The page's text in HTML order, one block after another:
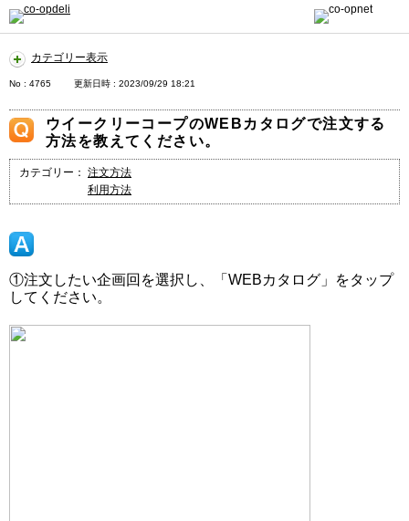
カテゴリー表示
No : 4765 更新日時 : 2023/09/29 18:21
ウイークリーコープのWEBカタログで注文する
方法を教えてください。
カテゴリー： 注文方法
利用方法
①注文したい企画回を選択し、「WEBカタログ」をタップ
してください。